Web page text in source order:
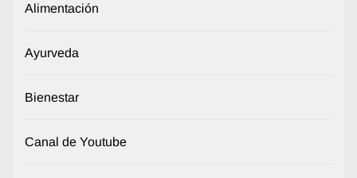
Alimentación
Ayurveda
Bienestar
Canal de Youtube